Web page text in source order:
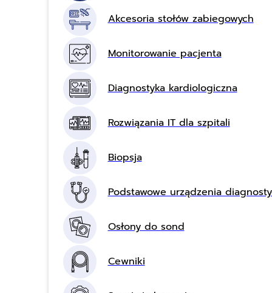
Akcesoria stołów zabiegowych
Monitorowanie pacjenta
Diagnostyka kardiologiczna
Rozwiązania IT dla szpitali
Biopsja
Podstawowe urządzenia
Osłony do sond
Cewniki